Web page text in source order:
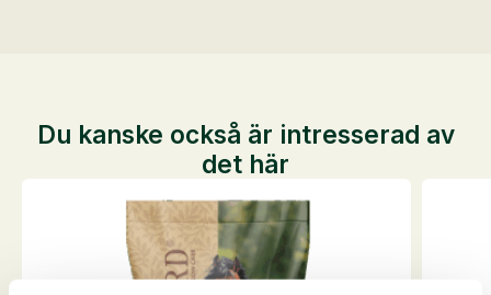
Du kanske också är intresserad av
det här